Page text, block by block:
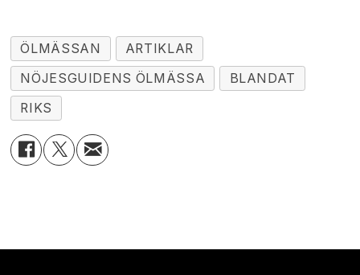
ÖLMÄSSAN
ARTIKLAR
NÖJESGUIDENS ÖLMÄSSA
BLANDAT
RIKS